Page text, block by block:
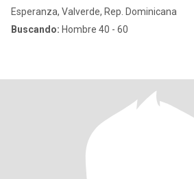
Esperanza, Valverde, Rep. Dominicana
Buscando: Hombre 40 - 60